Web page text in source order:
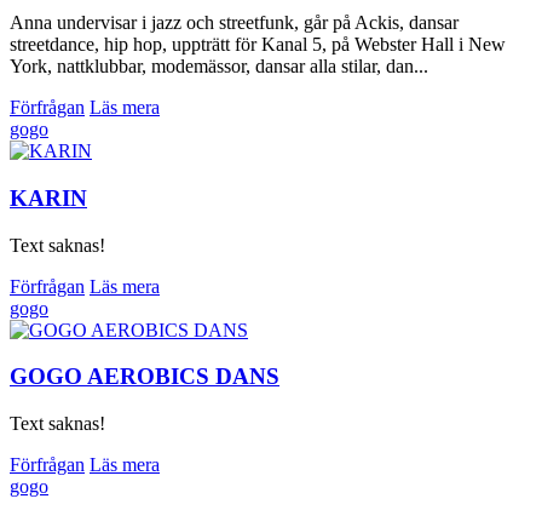
Anna undervisar i jazz och streetfunk, går på Ackis, dansar
streetdance, hip hop, uppträtt för Kanal 5, på Webster Hall i New
York, nattklubbar, modemässor, dansar alla stilar, dan...
Förfrågan Läs mera
gogo
KARIN
Text saknas!
Förfrågan Läs mera
gogo
GOGO AEROBICS DANS
Text saknas!
Förfrågan Läs mera
gogo